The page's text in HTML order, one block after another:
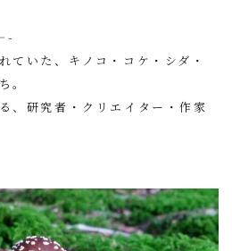
ていた、キノコ・コケ・シダ・
。
、研究者・クリエイター・作家